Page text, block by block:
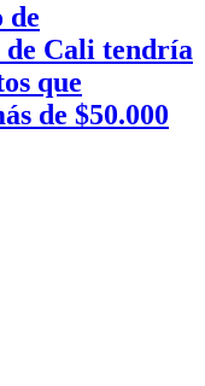
de
de Cali tendría
que
de $50.000